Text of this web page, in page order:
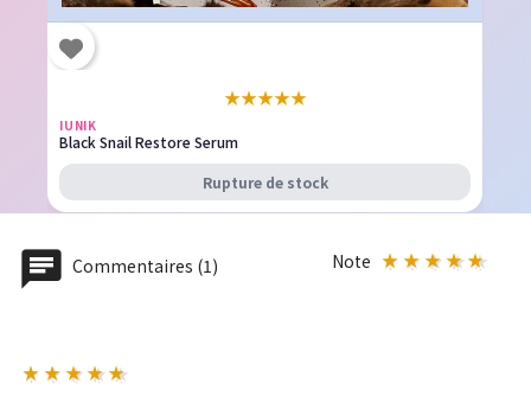
★★★★★
IUNIK
Black Snail Restore Serum
Rupture de stock
Commentaires (1) Note